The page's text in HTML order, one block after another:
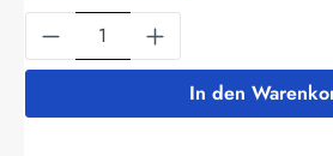
Produkt Anzahl: Gib den
In den